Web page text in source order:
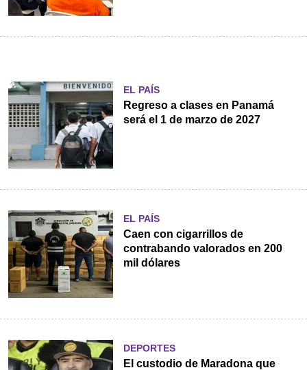
EL PAÍS
Regreso a clases en Panamá
será el 1 de marzo de 2027
EL PAÍS
Caen con cigarrillos de
contrabando valorados en 200
mil dólares
DEPORTES
El custodio de Maradona que